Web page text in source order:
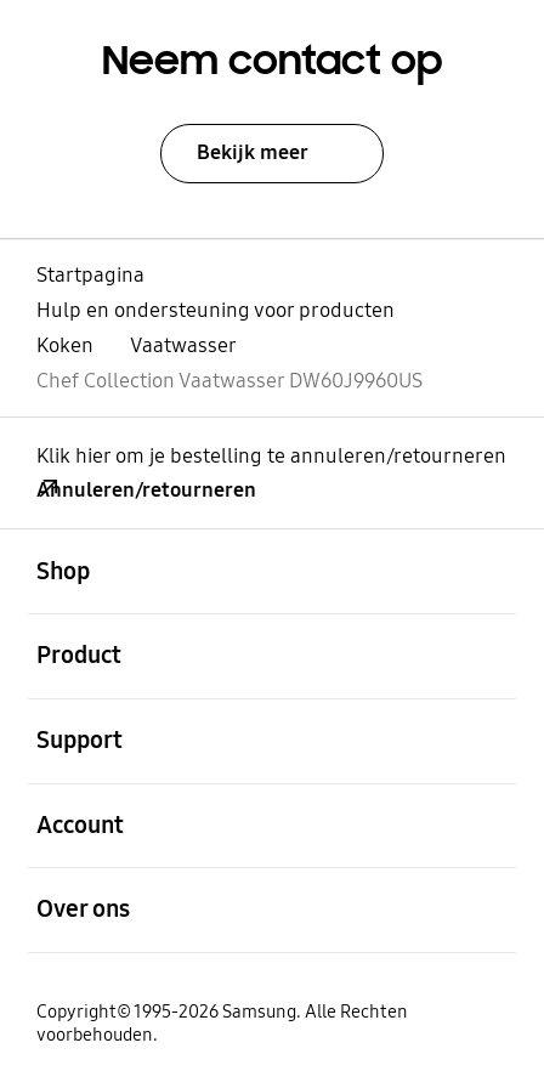
Neem contact op
Bekijk meer
Startpagina
Hulp en ondersteuning voor producten
Koken
Vaatwasser
Chef Collection Vaatwasser DW60J9960US
Klik hier om je bestelling te annuleren/retourneren
Annuleren/retourneren
Shop
Product
Support
Account
Over ons
Copyright© 1995-2026 Samsung. Alle Rechten
voorbehouden.